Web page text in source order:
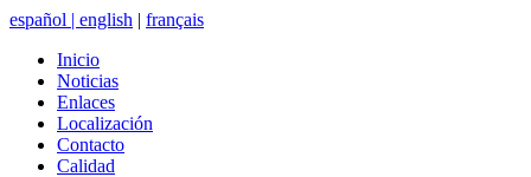
español | english | français
Inicio
Noticias
Enlaces
Localización
Contacto
Calidad